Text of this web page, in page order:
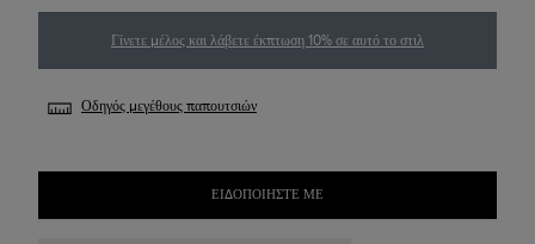
Γίνετε μέλος και λάβετε έκπτωση 10% σε αυτό το στιλ
Οδηγός μεγέθους παπουτσιών
ΕΙΔΟΠΟΙΉΣΤΕ ΜΕ